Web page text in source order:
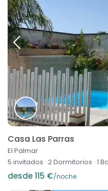
Casa Las Parras
El Palmar
5 invitados · 2 Dormitorios · 1
desde 115 €/noche